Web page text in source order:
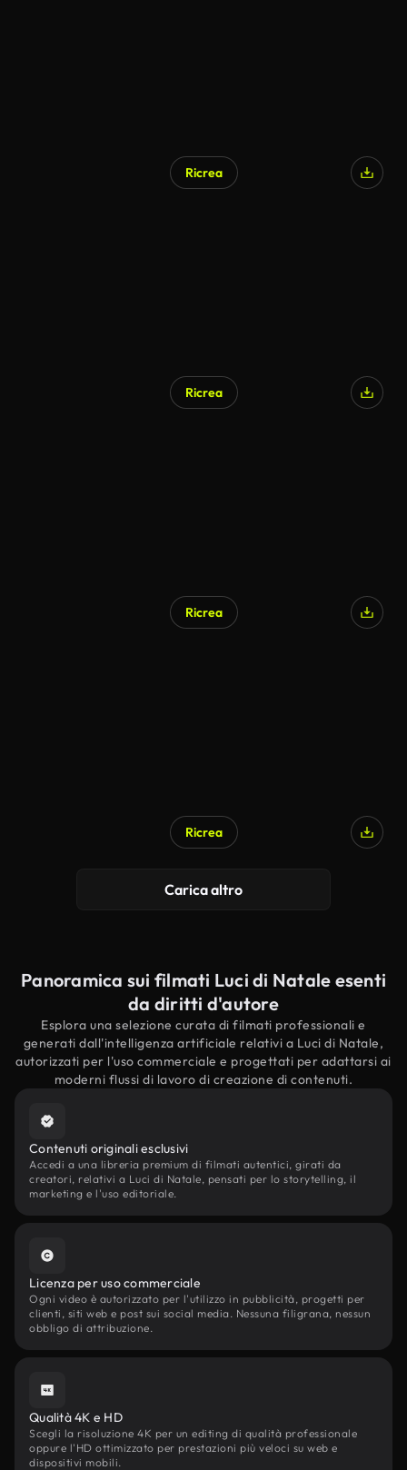
Ricrea
Ricrea
Ricrea
Ricrea
Carica altro
Panoramica sui filmati Luci di Natale esenti
da diritti d'autore
Esplora una selezione curata di filmati professionali e
generati dall'intelligenza artificiale relativi a Luci di Natale,
autorizzati per l'uso commerciale e progettati per adattarsi ai
moderni flussi di lavoro di creazione di contenuti.
Contenuti originali esclusivi
Accedi a una libreria premium di filmati autentici, girati da
creatori, relativi a Luci di Natale, pensati per lo storytelling, il
marketing e l'uso editoriale.
Licenza per uso commerciale
Ogni video è autorizzato per l'utilizzo in pubblicità, progetti per
clienti, siti web e post sui social media. Nessuna filigrana, nessun
obbligo di attribuzione.
Qualità 4K e HD
Scegli la risoluzione 4K per un editing di qualità professionale
oppure l'HD ottimizzato per prestazioni più veloci su web e
dispositivi mobili.